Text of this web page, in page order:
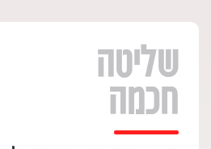
שליטה
חכמה